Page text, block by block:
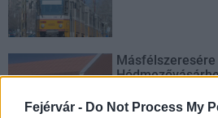
Fejérvár - Do Not Process My